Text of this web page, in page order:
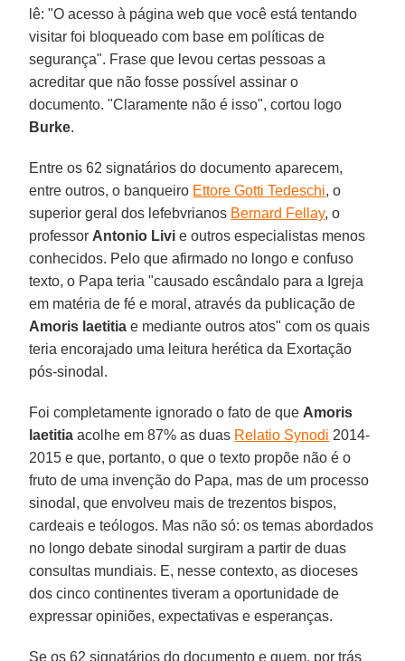
lê: "O acesso à página web que você está tentando
visitar foi bloqueado com base em políticas de
segurança". Frase que levou certas pessoas a
acreditar que não fosse possível assinar o
documento. "Claramente não é isso", cortou logo
Burke.
Entre os 62 signatários do documento aparecem,
entre outros, o banqueiro Ettore Gotti Tedeschi, o
superior geral dos lefebvrianos Bernard Fellay, o
professor Antonio Livi e outros especialistas menos
conhecidos. Pelo que afirmado no longo e confuso
texto, o Papa teria "causado escândalo para a Igreja
em matéria de fé e moral, através da publicação de
Amoris laetitia e mediante outros atos" com os quais
teria encorajado uma leitura herética da Exortação
pós-sinodal.
Foi completamente ignorado o fato de que Amoris
laetitia acolhe em 87% as duas Relatio Synodi 2014-
2015 e que, portanto, o que o texto propõe não é o
fruto de uma invenção do Papa, mas de um processo
sinodal, que envolveu mais de trezentos bispos,
cardeais e teólogos. Mas não só: os temas abordados
no longo debate sinodal surgiram a partir de duas
consultas mundiais. E, nesse contexto, as dioceses
dos cinco continentes tiveram a oportunidade de
expressar opiniões, expectativas e esperanças.
Se os 62 signatários do documento e quem, por trás